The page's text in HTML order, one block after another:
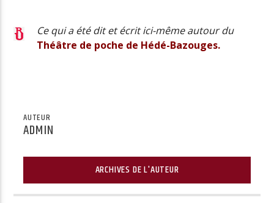
Ce qui a été dit et écrit ici-même autour du
Théâtre de poche de Hédé-Bazouges.
AUTEUR
ADMIN
ARCHIVES DE L'AUTEUR